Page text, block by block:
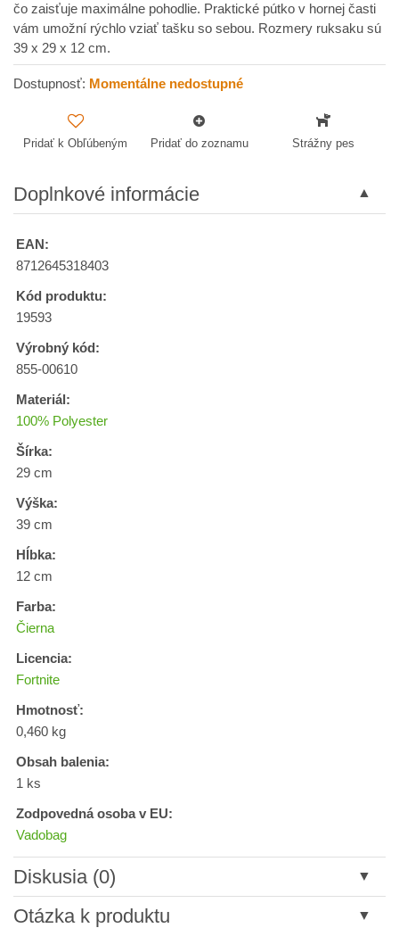
čo zaisťuje maximálne pohodlie. Praktické pútko v hornej časti
vám umožní rýchlo vziať tašku so sebou. Rozmery ruksaku sú
39 x 29 x 12 cm.
Dostupnosť: Momentálne nedostupné
Pridať k Obľúbeným Pridať do zoznamu Strážny pes
Doplnkové informácie
EAN:
8712645318403
Kód produktu:
19593
Výrobný kód:
855-00610
Materiál:
100% Polyester
Šírka:
29 cm
Výška:
39 cm
Hĺbka:
12 cm
Farba:
Čierna
Licencia:
Fortnite
Hmotnosť:
0,460 kg
Obsah balenia:
1 ks
Zodpovedná osoba v EU:
Vadobag
Diskusia (0)
Nový komentár
Otázka k produktu